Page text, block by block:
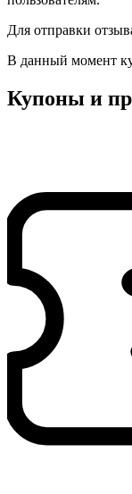
Для отправки
В данный момент
Купоны и